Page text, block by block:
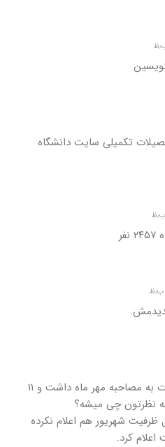
تکمیلی سایت دانشگاه
آقا فرزاد، رشته ما ۲۳ نفر دعوت به مصاحبه مهر ماه داشت و ۱۱
نظرتون چی میشه؟
شهریور هم اعلام نکرده
کرد.